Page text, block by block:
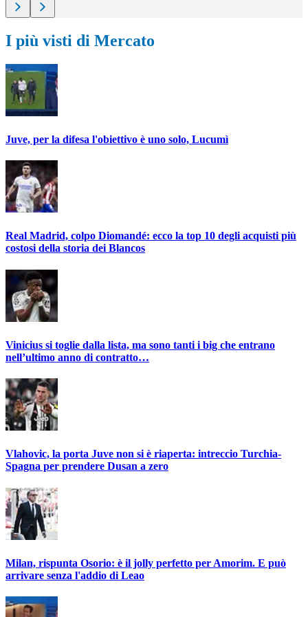
I più visti di Mercato
Juve, per la difesa l'obiettivo è uno solo, Lucumì
Real Madrid, colpo Diomandé: ecco la top 10 degli acquisti più
costosi della storia dei Blancos
Vinicius si toglie dalla lista, ma sono tanti i big che entrano
nell’ultimo anno di contratto…
Vlahovic, la porta Juve non si è riaperta: intreccio Turchia-
Spagna per prendere Dusan a zero
Milan, rispunta Osorio: è il jolly perfetto per Amorim. E può
arrivare senza l'addio di Leao